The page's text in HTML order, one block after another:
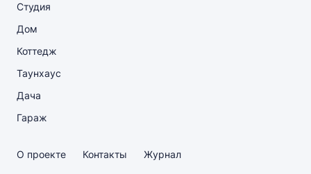
Студия
Дом
Коттедж
Таунхаус
Дача
Гараж
О проекте Контакты Журнал